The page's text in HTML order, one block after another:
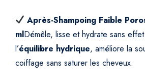
b
r
é
e
Après-Shampoing Faible
mlDémêle, lisse et hydrate sans
l’équilibre hydrique, améliore la
coiffage sans saturer les cheveux.